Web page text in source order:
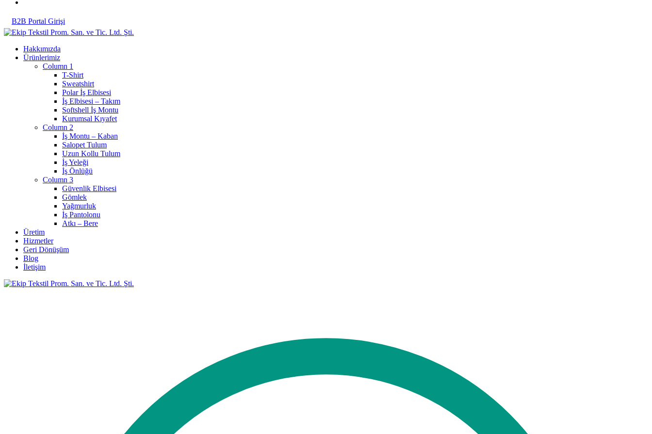
B2B Portal Girişi
Hakkımızda
Ürünlerimiz
Column 1
T-Shirt
Sweatshirt
Polar İş Elbisesi
İş Elbisesi – Takım
Softshell İş Montu
Kurumsal Kıyafet
Column 2
İş Montu – Kaban
Salopet Tulum
Uzun Kollu Tulum
İş Yeleği
İş Önlüğü
Column 3
Güvenlik Elbisesi
Gömlek
Yağmurluk
İş Pantolonu
Atkı – Bere
Üretim
Hizmetler
Geri Dönüşüm
Blog
İletişim